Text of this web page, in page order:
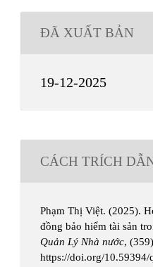
ĐÃ XUẤT BẢN
19-12-2025
CÁCH TRÍCH
Phạm Thị Việt. (2025).
đồng bảo hiểm tài sản
Quản Lý Nhà nước,
https://doi.org/